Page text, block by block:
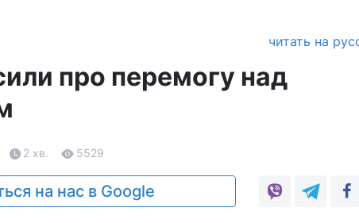
читать на
про перемогу над
2 хв. 5529
на нас в Google